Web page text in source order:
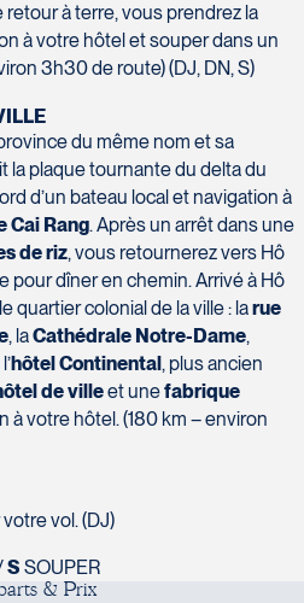
retour à terre, vous prendrez la
à votre hôtel et souper dans un
3h30 de route) (DJ, DN, S)
du même nom et sa
la plaque tournante du delta du
d’un bateau local et navigation à
Cai Rang. Après un arrêt dans une
de riz, vous retournerez vers Hô
pour dîner en chemin. Arrivé à Hô
quartier colonial de la ville : larue
, laCathédrale Notre-Dame,
hôtel Continental , plus ancien
de villeet unefabrique
à votre hôtel. (180 km – environ
vol. (DJ)
S SOUPER
arts & Prix